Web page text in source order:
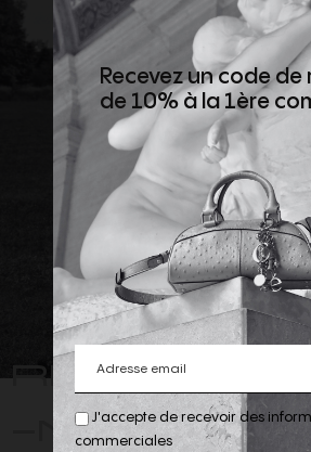
REJOIGNEZ
-NOUS
J'accepte de recevoir des
commerciales
Recevez un code
de 10% à la 1ère